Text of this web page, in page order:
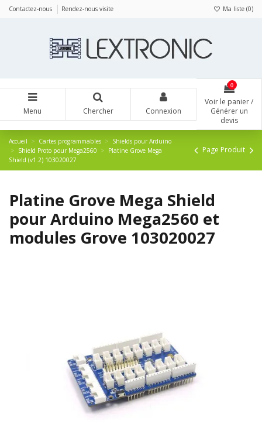
Contactez-nous Rendez-nous visite Ma liste (0)
Menu Chercher Connexion
0
Voir le panier /
Générer un
devis
Accueil Cartes programmables
Shields pour Arduino
Shield Proto pour Mega2560
Platine Grove Mega
Shield (v1.2) 103020027
Page Produit
Platine Grove Mega Shield
pour Arduino Mega2560 et
modules Grove 103020027
Panneau de gestion des cookies